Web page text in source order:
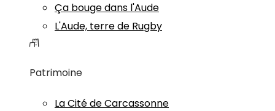
Ça bouge dans l'Aude
L'Aude, terre de Rugby
Patrimoine
La Cité de Carcassonne